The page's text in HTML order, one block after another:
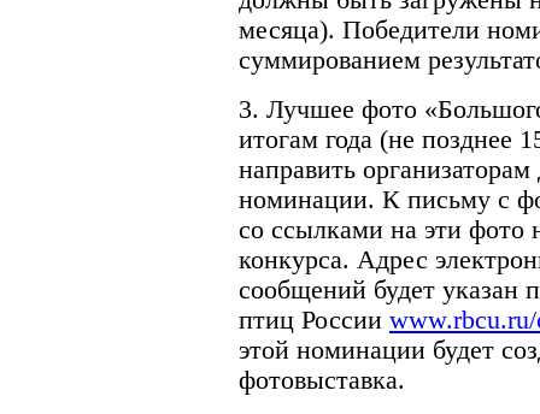
месяца). Победители
суммированием
3. Лучшее фото
итогам года (не позднее
направить
номинации. К письму с
со ссылками на эти фото
конкурса. Адрес
сообщений будет указан
птиц России
этой номинации будет
фотовыставка.